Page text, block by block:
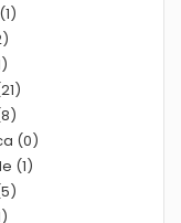
(0)
(1)